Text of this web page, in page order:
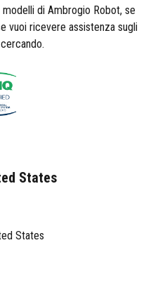
di Ambrogio Robot, se
vuoi ricevere assistenza sugli
States
States